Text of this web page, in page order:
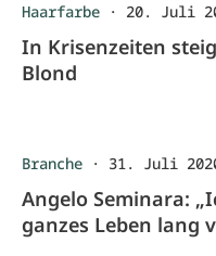
Haarfarbe · 20. Juli
In Krisenzeiten
Blond
Branche · 31. Juli
Angelo Seminara:
ganzes Leben lang